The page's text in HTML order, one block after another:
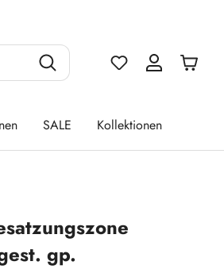
Du hast 0
SALE Kollektionen
gp.